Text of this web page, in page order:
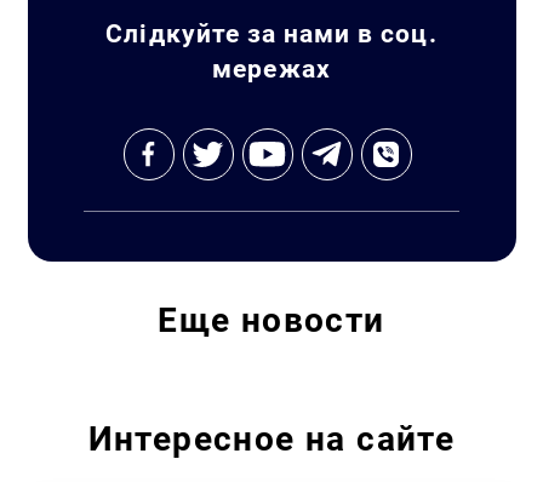
Слідкуйте за нами в соц.
мережах
Еще новости
Интересное на сайте